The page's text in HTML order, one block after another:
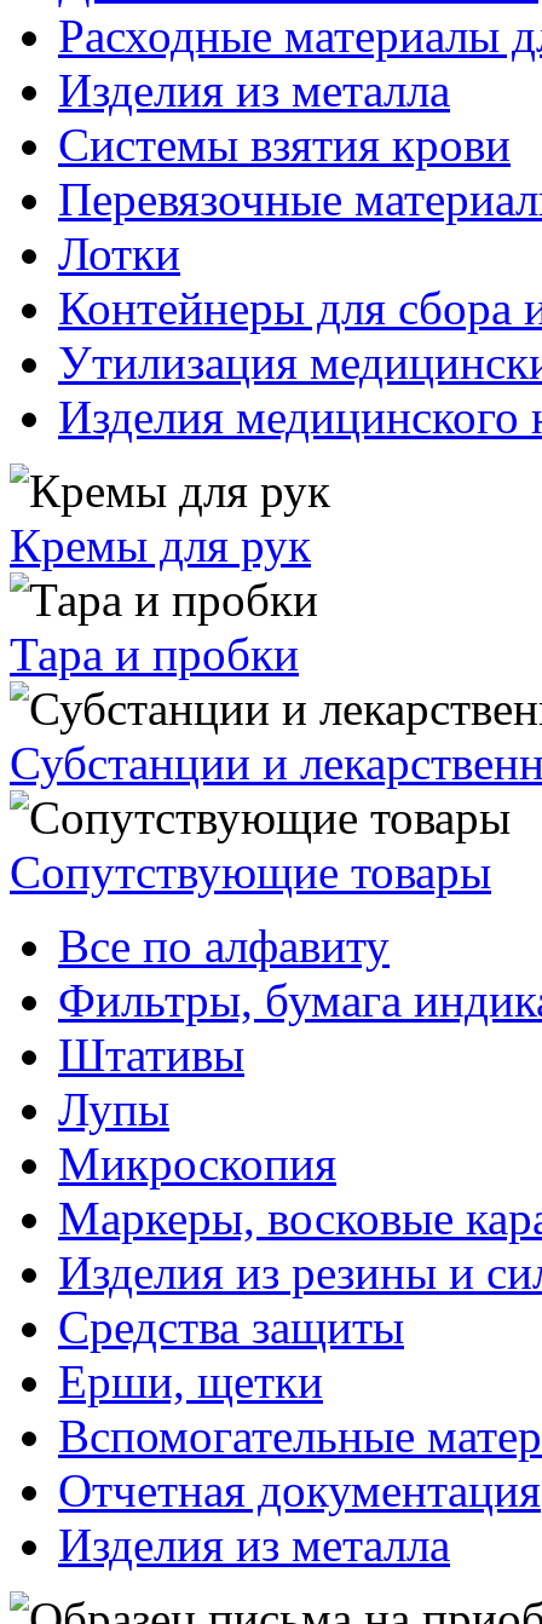
Расходные материалы
Изделия из металла
Системы взятия крови
Перевязочные
Лотки
Контейнеры для сбора
Утилизация
Изделия медицинского
Кремы для рук
Тара и пробки
Субстанции и
Сопутствующие товары
Все по алфавиту
Фильтры, бумага
Штативы
Лупы
Микроскопия
Маркеры, восковые
Изделия из резины и
Средства защиты
Ерши, щетки
Вспомогательные
Отчетная документация
Изделия из металла